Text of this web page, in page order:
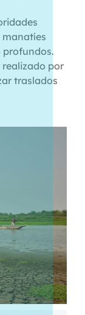
manatíes
profundos.
realizado por
traslados